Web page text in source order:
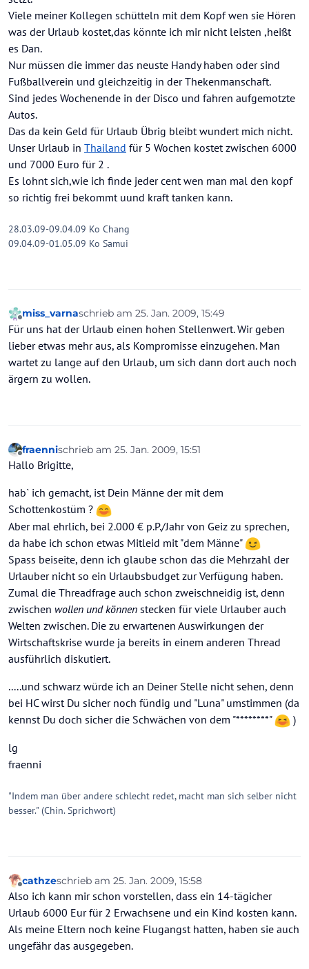
Viele meiner Kollegen schütteln mit dem Kopf wen sie Hören
was der Urlaub kostet,das könnte ich mir nicht leisten ,heißt
es Dan.
Nur müssen die immer das neuste Handy haben oder sind
Fußballverein und gleichzeitig in der Thekenmanschaft.
Sind jedes Wochenende in der Disco und fahren aufgemotzte
Autos.
Das da kein Geld für Urlaub Übrig bleibt wundert mich nicht.
Unser Urlaub in Thailand für 5 Wochen kostet zwischen 6000
und 7000 Euro für 2 .
Es lohnt sich,wie ich finde jeder cent wen man mal den kopf
so richtig frei bekommt uund kraft tanken kann.
28.03.09-09.04.09 Ko Chang
09.04.09-01.05.09 Ko Samui
Offline
miss_varnaschrieb am 25. Jan. 2009, 15:49
zuletzt editiert von
Für uns hat der Urlaub einen hohen Stellenwert. Wir geben
lieber etwas mehr aus, als Kompromisse einzugehen. Man
wartet zu lange auf den Urlaub, um sich dann dort auch noch
ärgern zu wollen.
Offline
fraennischrieb am 25. Jan. 2009, 15:51
zuletzt editiert von
Hallo Brigitte,
hab` ich gemacht, ist Dein Männe der mit dem
Schottenkostüm ?
Aber mal ehrlich, bei 2.000 € p.P./Jahr von Geiz zu sprechen,
da habe ich schon etwas Mitleid mit "dem Männe"
Spass beiseite, denn ich glaube schon das die Mehrzahl der
Urlauber nicht so ein Urlaubsbudget zur Verfügung haben.
Zumal die Threadfrage auch schon zweischneidig ist, denn
zwischen wollen und können stecken für viele Urlauber auch
Welten zwischen. Die zu erwartenen Auswirkungen der
Wirtschaftskrise wurde ja bereits in einem anderen Thread
ausführlich diskutiert.
.....und schwarz würde ich an Deiner Stelle nicht sehen, denn
bei HC wirst Du sicher noch fündig und "Luna" umstimmen (da
kennst Du doch sicher die Schwächen von dem "********"
)
lg
fraenni
"Indem man über andere schlecht redet, macht man sich selber nicht
besser." (Chin. Sprichwort)
Offline
cathzeschrieb am 25. Jan. 2009, 15:58
zuletzt editiert von
Also ich kann mir schon vorstellen, dass ein 14-tägicher
Urlaub 6000 Eur für 2 Erwachsene und ein Kind kosten kann.
Als meine Eltern noch keine Flugangst hatten, haben sie auch
ungefähr das ausgegeben.